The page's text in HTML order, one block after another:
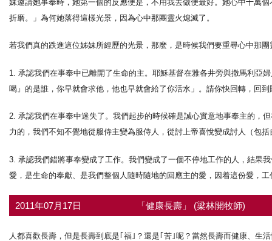
妹邀請她事奉時，她第一個的反應便是，不用我去做便最好。她心中十萬
折磨。」為何她落得這樣光景，因為心中那團靈火熄滅了。
若我們真的跌進這位姊妹所經歷的光景，那麼，是時候我們要重尋心中那
1. 承認我們在事奉中已離開了生命的主。耶穌基督在雅各井旁與撒馬利亞
喝』的是誰，你早就會求他，他也早就會給了你活水」。請你快回轉，回
2. 承認我們在事奉中迷失了。我們起步的時候確是誠心實意地事奉主的，
力的，我們不知不覺地從服侍主變為服侍人，從討上帝喜悅變成討人（包
3. 承認我們錯將事奉變成了工作。我們變成了一個不停地工作的人，結果
愛，是生命的奉獻、是我們整個人隨時隨地的回應主的愛，因着這份愛，工
2011年07月17日 「健康長壽」 (梁林開牧師)
人都喜歡長壽，但是長壽到底是｢福｣？還是｢苦｣呢？當然長壽而健康、生